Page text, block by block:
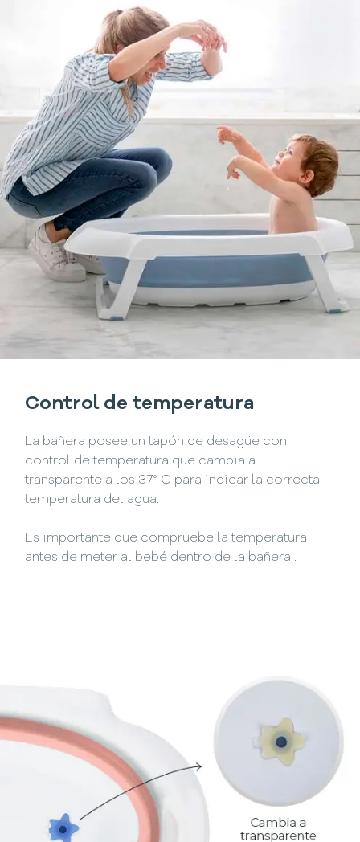
Control de temperatura
La bañera posee un tapón de desagüe con
control de temperatura que cambia a
transparente a los 37° C para indicar la correcta
temperatura del agua.
Es importante que compruebe la temperatura
antes de meter al bebé dentro de la bañera .